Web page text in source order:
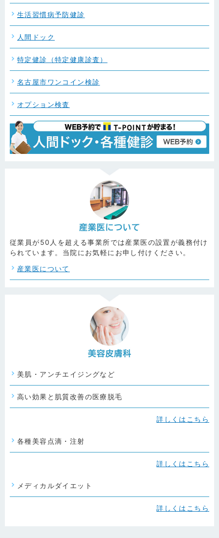
生活習慣病予防健診
人間ドック
特定健診（特定健康診査）
名古屋市ワンコイン検診
オプション検査
従業員が50人を超える事業所では産業医の設置が義務付け
られています。当院にお気軽にお申し付けください。
産業医について
美肌・アンチエイジングなど
高い効果と肌質改善の医療脱毛
詳しくはこちら
各種美容点滴・注射
詳しくはこちら
メディカルダイエット
詳しくはこちら